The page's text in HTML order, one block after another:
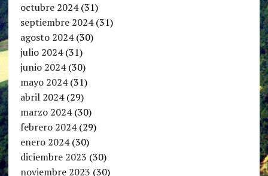
octubre 2024(31)
septiembre 2024(31)
agosto 2024(30)
julio 2024(31)
junio 2024(30)
mayo 2024(31)
abril 2024(29)
marzo 2024(30)
febrero 2024(29)
enero 2024(30)
diciembre 2023 (30)
noviembre 2023 (30)